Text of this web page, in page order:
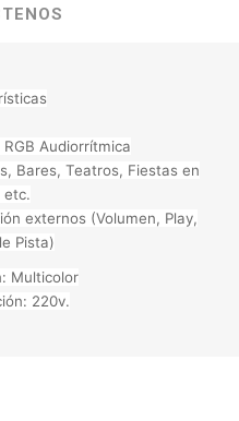
Audiorrítmica
Bares, Teatros, Fiestas en
etc.
externos (Volumen, Play,
Pista)
Multicolor
220v.